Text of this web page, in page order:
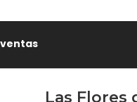
Las Flores